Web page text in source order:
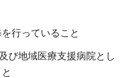
行っていること
び地域医療支援病院とし
と